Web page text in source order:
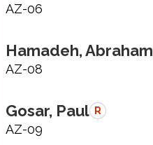
AZ-06
Hamadeh, Abraham
AZ-08
Gosar, Paul R
AZ-09